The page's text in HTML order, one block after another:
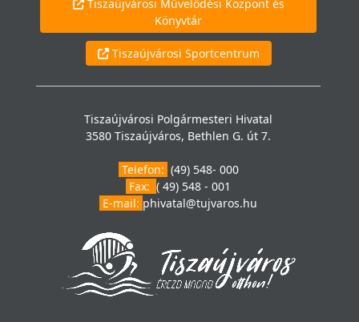
Tiszaújvárosi Művelődési Központ és
Könyvtár
Tiszaújvárosi Sportcentrum
Tiszaújvárosi Polgármesteri Hivatal
3580 Tiszaújváros, Bethlen G. út 7.
Telefon: (49) 548- 000
Fax: ( 49) 548 - 001
E-mail: phivatal@tujvaros.hu